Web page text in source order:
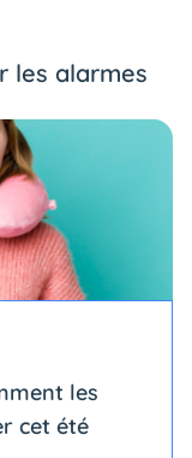
les alarmes
les
cet été